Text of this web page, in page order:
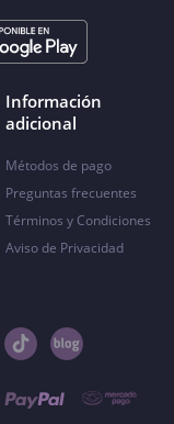
Información
adicional
Métodos de pago
Preguntas frecuentes
Términos y Condiciones
Aviso de Privacidad